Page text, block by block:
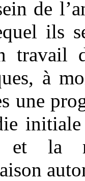
de
ils
travail
à
une
et la